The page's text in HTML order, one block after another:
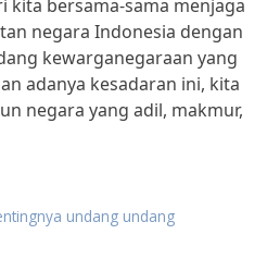
kita bersama-sama menjaga
negara Indonesia dengan
kewarganegaraan yang
adanya kesadaran ini, kita
negara yang adil, makmur,
undang undang